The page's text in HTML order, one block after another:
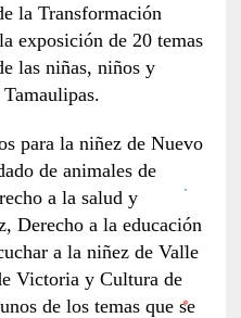
la Transformación
exposición de 20 temas
las niñas, niños y
para la niñez de Nuevo
de animales de
a la salud y
Derecho a la educación
a la niñez de Valle
Victoria y Cultura de
de los temas que se